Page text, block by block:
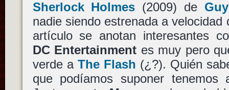
Sherlock Holmes (2009) de
nadie siendo estrenada a
artículo se anotan interesantes
DC Entertainment es muy pero
verde a The Flash (¿?). Quién
que podíamos suponer tenemos